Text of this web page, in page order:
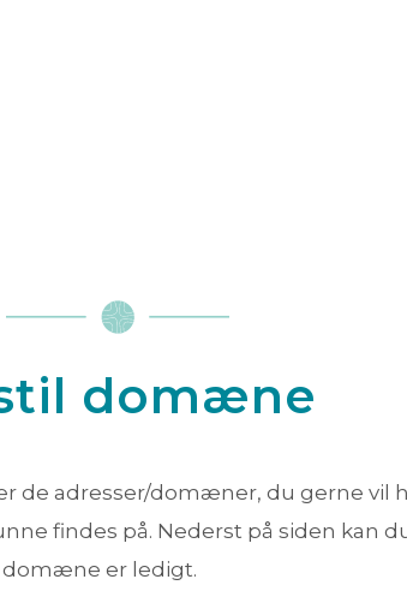
domæne
de adresser/domæner, du gerne vil
findes på. Nederst på siden kan
er ledigt.